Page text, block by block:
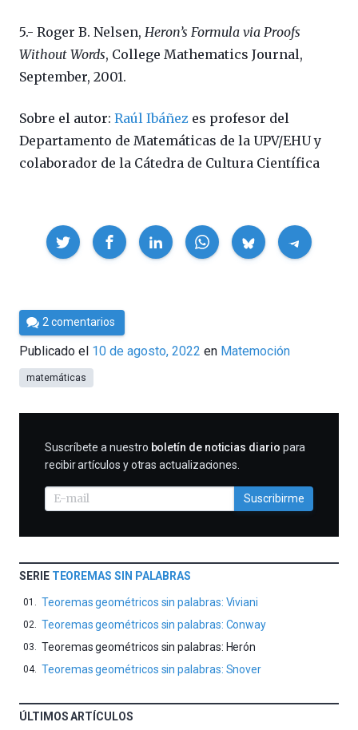
5.- Roger B. Nelsen, Heron’s Formula via Proofs
Without Words, College Mathematics Journal,
September, 2001.
Sobre el autor: Raúl Ibáñez es profesor del
Departamento de Matemáticas de la UPV/EHU y
colaborador de la Cátedra de Cultura Científica
Compartir
Por
César
Tomé
2 comentarios
Publicado el 10 de agosto, 2022 en Matemoción
matemáticas
SUSCRIBIRME
Suscríbete a nuestro boletín de noticias diario para
recibir artículos y otras actualizaciones.
Suscribirme
SERIE TEOREMAS SIN PALABRAS
Teoremas geométricos sin palabras: Viviani
Teoremas geométricos sin palabras: Conway
Teoremas geométricos sin palabras: Herón
Teoremas geométricos sin palabras: Snover
ÚLTIMOS ARTÍCULOS